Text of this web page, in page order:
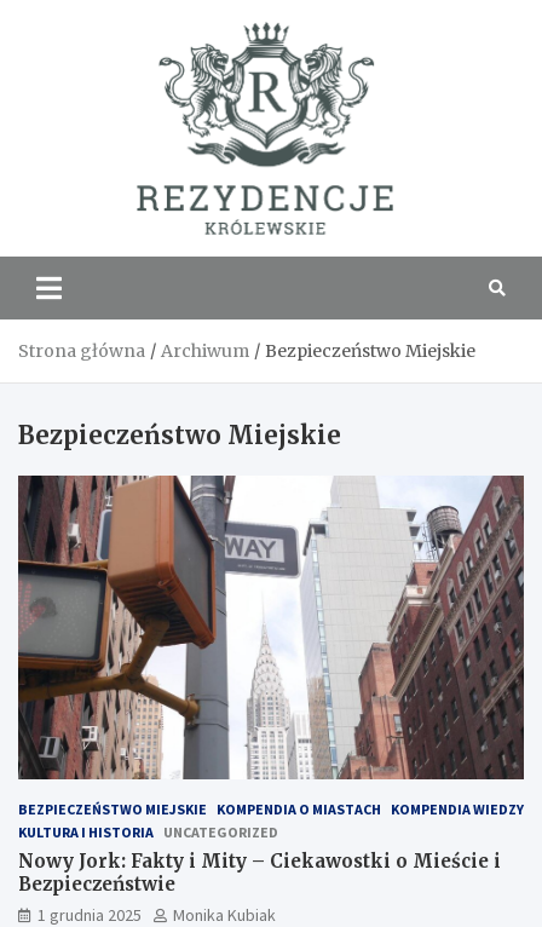
Strona główna Archiwum Bezpieczeństwo Miejskie
Bezpieczeństwo Miejskie
BEZPIECZEŃSTWO MIEJSKIE KOMPENDIA O MIASTACH
KOMPENDIA WIEDZY
KULTURA I HISTORIA UNCATEGORIZED
Nowy Jork: Fakty i Mity – Ciekawostki o Mieście i
Bezpieczeństwie
1 grudnia 2025
Monika Kubiak